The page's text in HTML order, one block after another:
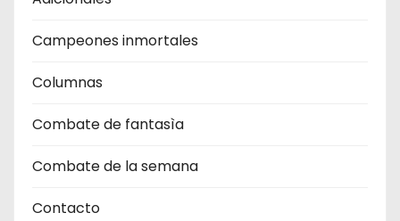
Campeones inmortales
Columnas
Combate de fantasìa
Combate de la semana
Contacto